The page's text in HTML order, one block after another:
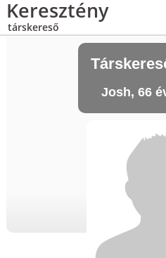
Keresztény
társkereső
Josh, 66